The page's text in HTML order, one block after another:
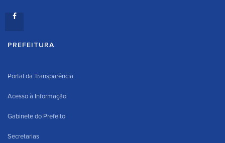
PREFEITURA
Portal da Transparência
Acesso à Informação
Gabinete do Prefeito
Secretarias